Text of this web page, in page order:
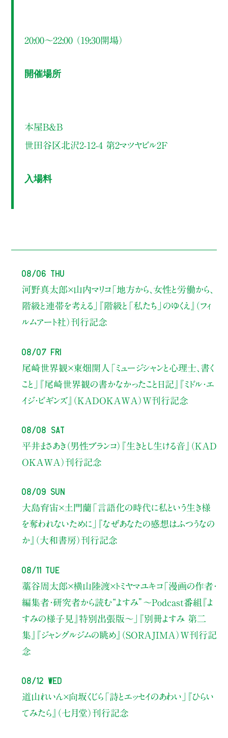
20:00～22:00 （19:30開場）
開催場所
本屋B&B
世田谷区北沢2-12-4 第2マツヤビル2F
入場料
08/06 Thu
河野真太郎×山内マリコ「地方から、女性と労働から、
階級と連帯を考える」
『階級と「私たち」のゆくえ』（フィ
ルムアート社）刊行記念
08/07 Fri
尾崎世界観×東畑開人
「ミュージシャンと心理士、書く
こと」
『尾崎世界観の書かなかったこと日記』『ミドル・エ
イジ・ビギンズ』（KADOKAWA）W刊行記念
08/08 Sat
平井まさあき（男性ブランコ） 『生きとし生ける音』（KAD
OKAWA）刊行記念
08/09 Sun
大島育宙×土門蘭 「言語化の時代に私という生き様
を奪われないために」
『なぜあなたの感想はふつうなの
か』（大和書房）刊行記念
08/11 Tue
藁谷周太郎×横山陸渡×トミヤマユキコ「漫画の作者・
編集者・研究者から読む“よすみ” 〜Podcast番組『よ
すみの様子見』特別出張版〜」
『別冊よすみ 第二
集』『ジャングルジムの眺め』（SORAJIMA）W刊行記
念
08/12 Wed
道山れいん×向坂くじら 「詩とエッセイのあわい」
『ひらい
てみたら』（七月堂）刊行記念